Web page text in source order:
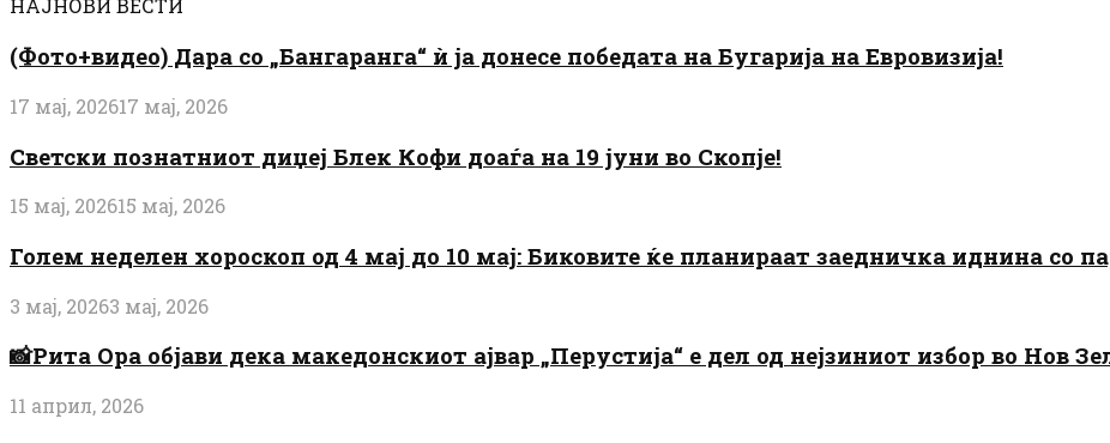
НАЈНОВИ ВЕСТИ
(Фото+видео) Дара со „Бангаранга“ ѝ ја донесе победата на Бугарија на Евровизија!
17 мај, 202617 мај, 2026
Светски познатниот диџеј Блек Кофи доаѓа на 19 јуни во Скопје!
15 мај, 202615 мај, 2026
Голем неделен хороскоп од 4 мај до 10 мај: Биковите ќе планираат заедничка иднина со
3 мај, 20263 мај, 2026
📸Рита Ора објави дека македонскиот ајвар „Перустија“ е дел од нејзиниот избор во Нов
11 април, 2026